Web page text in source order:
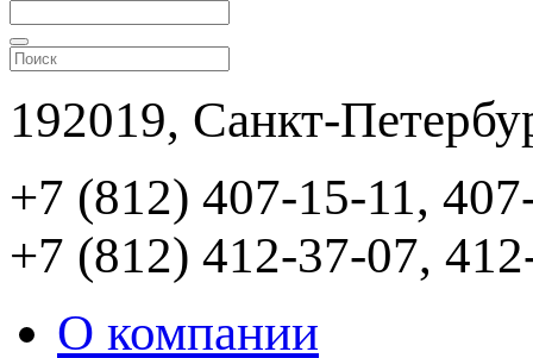
192019, Санкт-
+7 (812) 407-15-11,
+7 (812) 412-37-07,
О компании